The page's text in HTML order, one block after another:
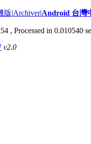
版|Archiver|Android 台灣
, Processed in 0.010540
v2.0